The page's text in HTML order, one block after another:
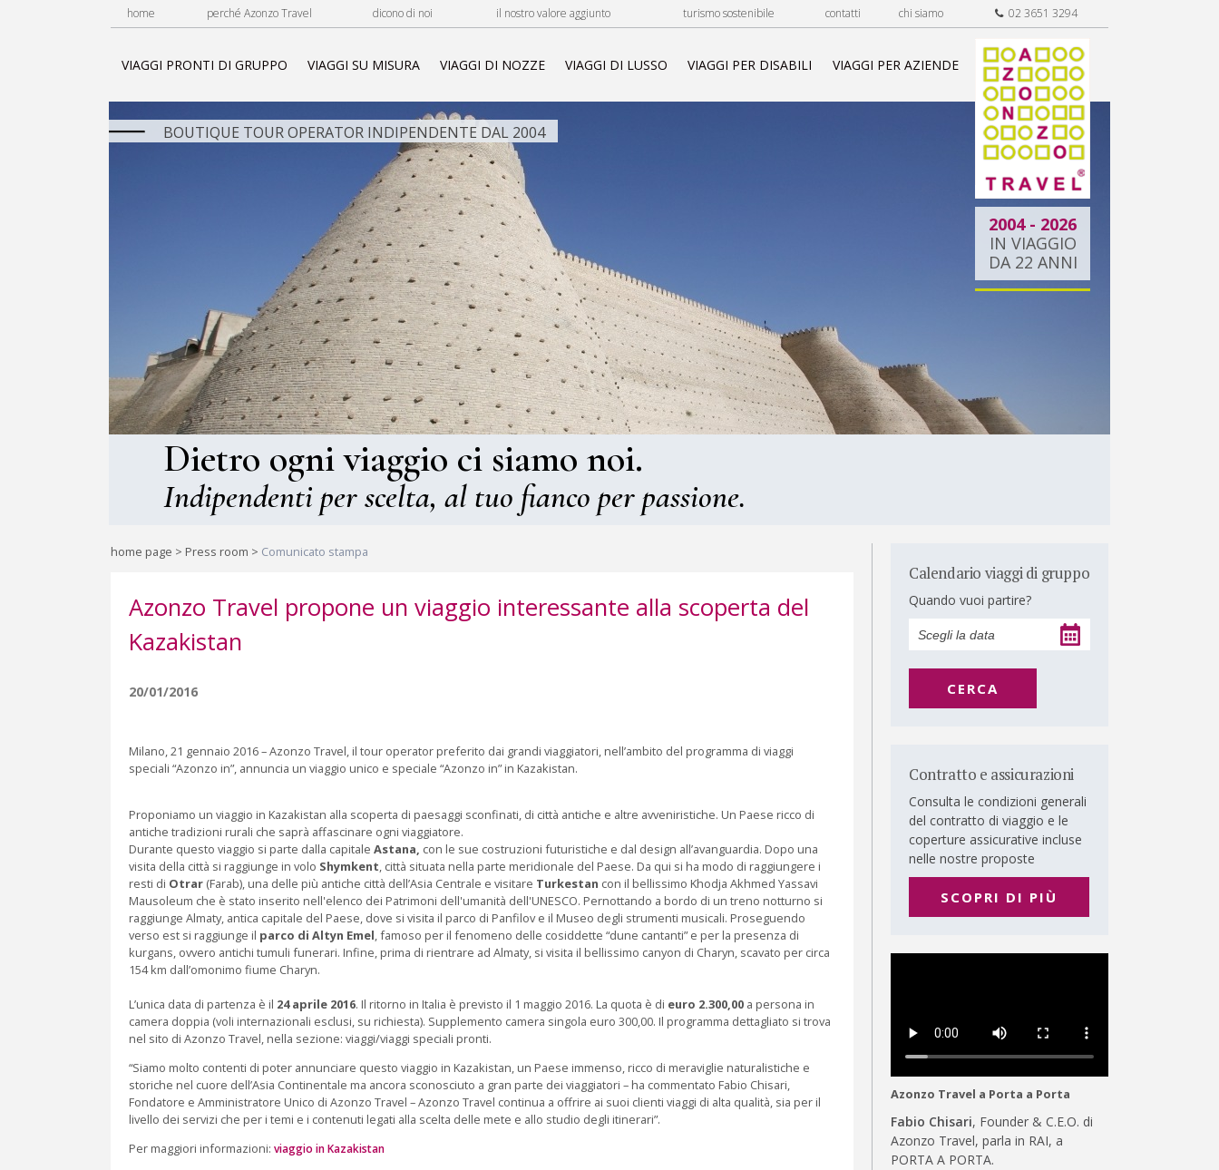
home perché Azonzo Travel dicono di noi il nostro valore aggiunto turismo sostenibile contatti chi siamo 02 3651 3294
VIAGGI PRONTI DI GRUPPO VIAGGI SU MISURA VIAGGI DI NOZZE VIAGGI DI LUSSO VIAGGI PER DISABILI VIAGGI PER AZIENDE
2004 - 2026
IN VIAGGIO
DA 22 ANNI
BOUTIQUE TOUR OPERATOR INDIPENDENTE DAL 2004
Dietro ogni viaggio ci siamo noi.
Indipendenti per scelta, al tuo fianco per passione.
home page > Press room > Comunicato stampa
Azonzo Travel propone un viaggio interessante alla scoperta del
Kazakistan
20/01/2016
Milano, 21 gennaio 2016 – Azonzo Travel, il tour operator preferito dai grandi viaggiatori, nell’ambito del programma di viaggi
speciali “Azonzo in”, annuncia un viaggio unico e speciale “Azonzo in” in Kazakistan.
Proponiamo un viaggio in Kazakistan alla scoperta di paesaggi sconfinati, di città antiche e altre avveniristiche. Un Paese ricco di
antiche tradizioni rurali che saprà affascinare ogni viaggiatore.
Durante questo viaggio si parte dalla capitale Astana, con le sue costruzioni futuristiche e dal design all’avanguardia. Dopo una
visita della città si raggiunge in volo Shymkent, città situata nella parte meridionale del Paese. Da qui si ha modo di raggiungere i
resti di Otrar (Farab), una delle più antiche città dell’Asia Centrale e visitare Turkestan con il bellissimo Khodja Akhmed Yassavi
Mausoleum che è stato inserito nell'elenco dei Patrimoni dell'umanità dell'UNESCO. Pernottando a bordo di un treno notturno si
raggiunge Almaty, antica capitale del Paese, dove si visita il parco di Panfilov e il Museo degli strumenti musicali. Proseguendo
verso est si raggiunge il parco di Altyn Emel, famoso per il fenomeno delle cosiddette “dune cantanti” e per la presenza di
kurgans, ovvero antichi tumuli funerari. Infine, prima di rientrare ad Almaty, si visita il bellissimo canyon di Charyn, scavato per circa
154 km dall’omonimo fiume Charyn.
L’unica data di partenza è il 24 aprile 2016. Il ritorno in Italia è previsto il 1 maggio 2016. La quota è di euro 2.300,00 a persona in
camera doppia (voli internazionali esclusi, su richiesta). Supplemento camera singola euro 300,00. Il programma dettagliato si trova
nel sito di Azonzo Travel, nella sezione: viaggi/viaggi speciali pronti.
“Siamo molto contenti di poter annunciare questo viaggio in Kazakistan, un Paese immenso, ricco di meraviglie naturalistiche e
storiche nel cuore dell’Asia Continentale ma ancora sconosciuto a gran parte dei viaggiatori – ha commentato Fabio Chisari,
Fondatore e Amministratore Unico di Azonzo Travel – Azonzo Travel continua a offrire ai suoi clienti viaggi di alta qualità, sia per il
livello dei servizi che per i temi e i contenuti legati alla scelta delle mete e allo studio degli itinerari”.
Per maggiori informazioni: viaggio in Kazakistan
Calendario viaggi di gruppo
Quando vuoi partire?
CERCA
Contratto e assicurazioni
Consulta le condizioni generali
del contratto di viaggio e le
coperture assicurative incluse
nelle nostre proposte
SCOPRI DI PIÙ
Azonzo Travel a Porta a Porta
Fabio Chisari, Founder & C.E.O. di
Azonzo Travel, parla in RAI, a
PORTA A PORTA.